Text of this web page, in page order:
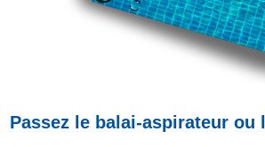
Passez le balai-aspirateur ou